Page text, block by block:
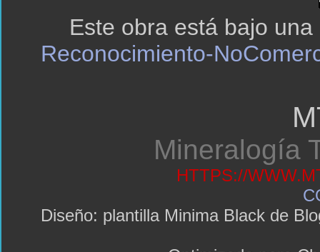
Este obra está bajo una
Reconocimiento-
Mineralogía
HTTPS://
Diseño: plantilla Minima Black de